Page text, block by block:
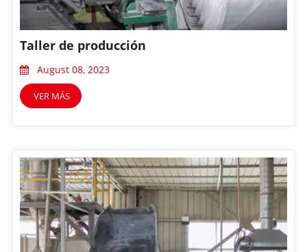
Taller de producción
August 08, 2023
VER MÁS